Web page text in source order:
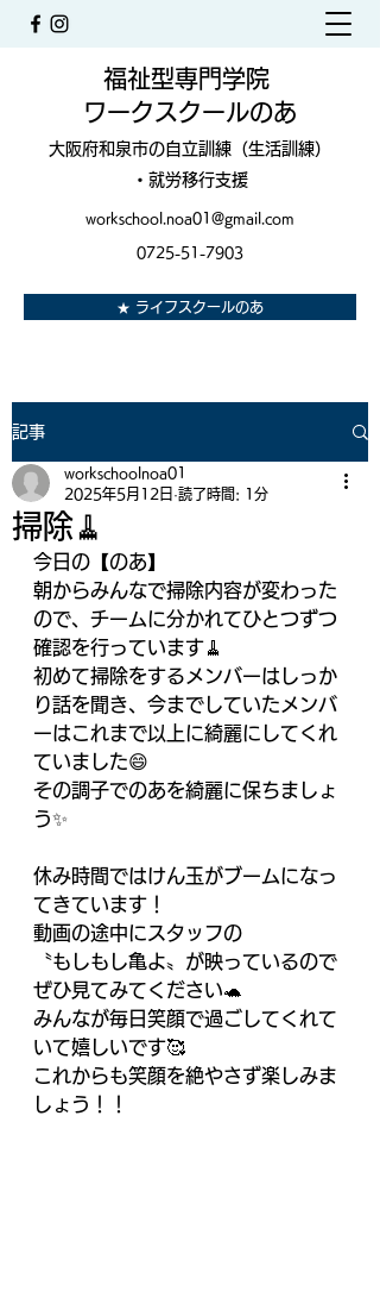
福祉型専門学院
ワークスクールのあ
大阪府和泉市の自立訓練（生活訓練）
・就労移行支援
workschool.noa01@gmail.com
0725-51-7903
★ ライフスクールのあ
記事
掃除🧹
workschoolnoa01
2025年5月12日 読了時間: 1分
今日の【のあ】
朝からみんなで掃除内容が変わった
ので、チームに分かれてひとつずつ
確認を行っています🧹
初めて掃除をするメンバーはしっか
り話を聞き、今までしていたメンバ
ーはこれまで以上に綺麗にしてくれ
ていました😄
その調子でのあを綺麗に保ちましょ
う✨
休み時間ではけん玉がブームになっ
てきています！
動画の途中にスタッフの
〝もしもし亀よ〟が映っているので
ぜひ見てみてください🐢
みんなが毎日笑顔で過ごしてくれて
いて嬉しいです🥰
これからも笑顔を絶やさず楽しみま
しょう！！